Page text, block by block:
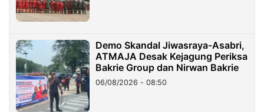
Demo Skandal Jiwasraya-Asabri,
ATMAJA Desak Kejagung Periksa
Bakrie Group dan Nirwan Bakrie
06/08/2026 - 08:50